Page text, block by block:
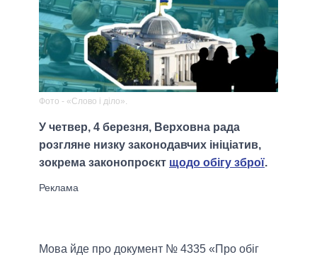
Фото - «Слово і діло».
У четвер, 4 березня, Верховна рада
розгляне низку законодавчих ініціатив,
зокрема законопроєкт щодо обігу зброї.
Мова йде про документ № 4335 «Про обіг